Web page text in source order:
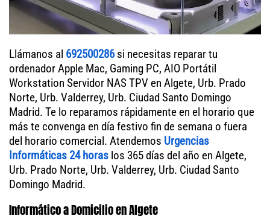
Llámanos al 692500286si necesitas reparar tu
ordenador Apple Mac, Gaming PC, AIO Portátil
Workstation Servidor NAS TPV en Algete, Urb. Prado
Norte, Urb. Valderrey, Urb. Ciudad Santo Domingo
Madrid. Te lo reparamos rápidamente en el horario que
más te convenga en día festivo fin de semana o fuera
del horario comercial. Atendemos Urgencias
Informáticas 24 horas los 365 días del año en Algete,
Urb. Prado Norte, Urb. Valderrey, Urb. Ciudad Santo
Domingo Madrid.
Informático a Domicilio en Algete